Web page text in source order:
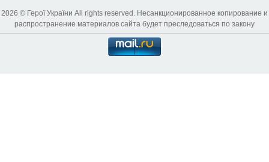
2026 © Герої України All rights reserved. Несанкционированное копирование и
распространение материалов сайта будет преследоваться по закону